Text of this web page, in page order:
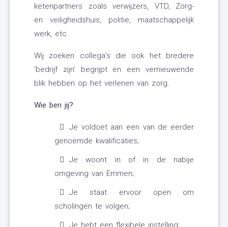
ketenpartners zoals verwijzers, VTD, Zorg-
en veiligheidshuis, politie, maatschappelijk
werk, etc.
Wij zoeken collega’s die ook het bredere
‘bedrijf zijn’ begrijpt en een vernieuwende
blik hebben op het verlenen van zorg.
Wie ben jij?
Je voldoet aan een van de eerder
genoemde kwalificaties;
Je woont in of in de nabije
omgeving van Emmen;
Je staat ervoor open om
scholingen te volgen;
Je hebt een flexibele instelling;